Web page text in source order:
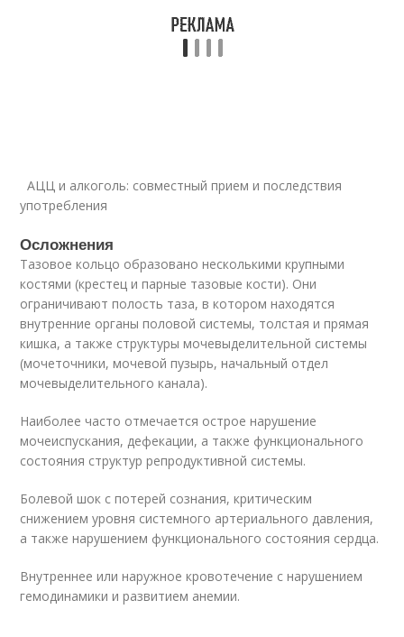
АЦЦ и алкоголь: совместный прием и последствия
употребления
Осложнения
Тазовое кольцо образовано несколькими крупными
костями (крестец и парные тазовые кости). Они
ограничивают полость таза, в котором находятся
внутренние органы половой системы, толстая и прямая
кишка, а также структуры мочевыделительной системы
(мочеточники, мочевой пузырь, начальный отдел
мочевыделительного канала).
Наиболее часто отмечается острое нарушение
мочеиспускания, дефекации, а также функционального
состояния структур репродуктивной системы.
Болевой шок с потерей сознания, критическим
снижением уровня системного артериального давления,
а также нарушением функционального состояния сердца.
Внутреннее или наружное кровотечение с нарушением
гемодинамики и развитием анемии.